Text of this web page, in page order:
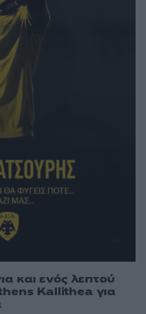
και ενός λεπτού
Kallithea για